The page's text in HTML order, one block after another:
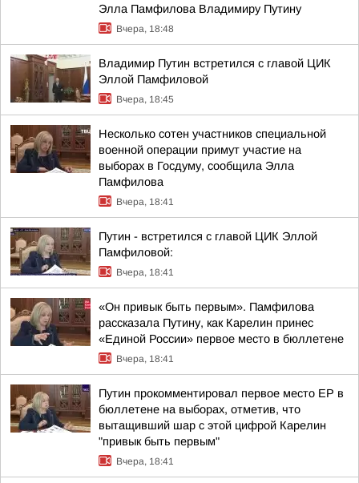
Элла Памфилова Владимиру Путину
Вчера, 18:48
Владимир Путин встретился с главой ЦИК
Эллой Памфиловой
Вчера, 18:45
Несколько сотен участников специальной
военной операции примут участие на
выборах в Госдуму, сообщила Элла
Памфилова
Вчера, 18:41
Путин - встретился с главой ЦИК Эллой
Памфиловой:
Вчера, 18:41
«Он привык быть первым». Памфилова
рассказала Путину, как Карелин принес
«Единой России» первое место в бюллетене
Вчера, 18:41
Путин прокомментировал первое место ЕР в
бюллетене на выборах, отметив, что
вытащивший шар с этой цифрой Карелин
"привык быть первым"
Вчера, 18:41